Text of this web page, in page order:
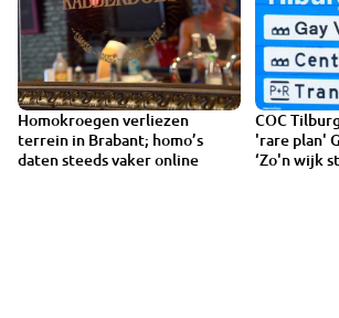
Homokroegen verliezen
terrein in Brabant; homo’s
daten steeds vaker online
COC
'rare plan'
‘Zo'n wijk
1:33